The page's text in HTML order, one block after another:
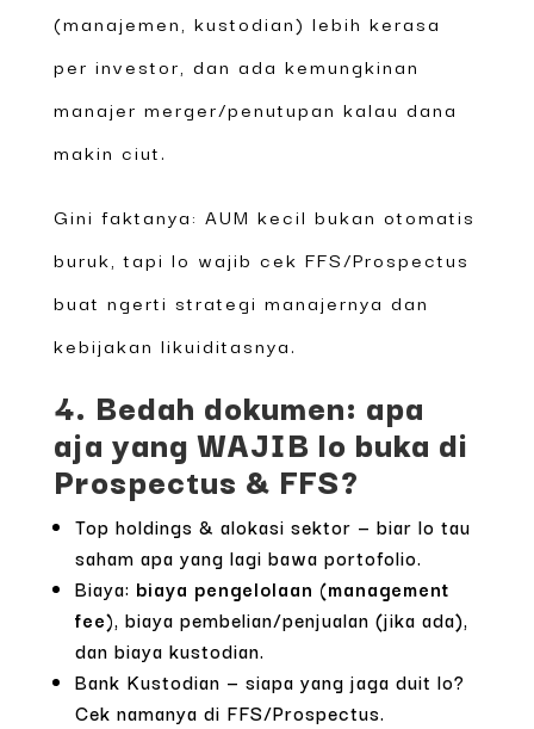
(manajemen, kustodian) lebih kerasa
per investor, dan ada kemungkinan
manajer merger/penutupan kalau dana
makin ciut.
Gini faktanya: AUM kecil bukan otomatis
buruk, tapi lo wajib cek FFS/Prospectus
buat ngerti strategi manajernya dan
kebijakan likuiditasnya.
4. Bedah dokumen: apa
aja yang WAJIB lo buka di
Prospectus & FFS?
Top holdings & alokasi sektor — biar lo tau
saham apa yang lagi bawa portofolio.
Biaya: biaya pengelolaan (management
fee), biaya pembelian/penjualan (jika ada),
dan biaya kustodian.
Bank Kustodian — siapa yang jaga duit lo?
Cek namanya di FFS/Prospectus.